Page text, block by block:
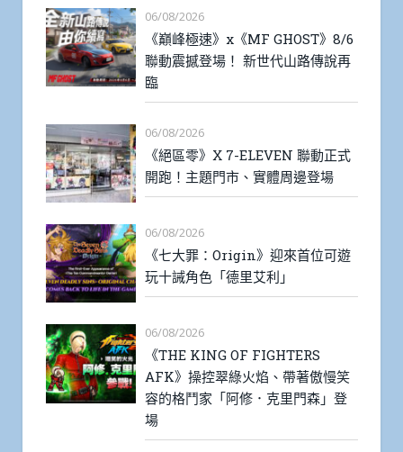
06/08/2026
《巔峰極速》x《MF GHOST》8/6
聯動震撼登場！ 新世代山路傳說再
臨
06/08/2026
《絕區零》X 7-ELEVEN 聯動正式
開跑！主題門市、實體周邊登場
06/08/2026
《七大罪：Origin》迎來首位可遊
玩十誡角色「德里艾利」
06/08/2026
《THE KING OF FIGHTERS
AFK》操控翠綠火焰、帶著傲慢笑
容的格鬥家「阿修．克里門森」登
場